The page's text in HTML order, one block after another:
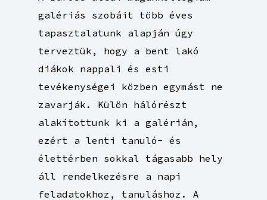
galériás szobáit több éves
tapasztalatunk alapján úgy
terveztük, hogy a bent lakó
diákok nappali és esti
tevékenységei közben egymást ne
zavarják. Külön hálórészt
alakítottunk ki a galérián,
ezért a lenti tanuló- és
élettérben sokkal tágasabb hely
áll rendelkezésre a napi
feladatokhoz, tanuláshoz. A